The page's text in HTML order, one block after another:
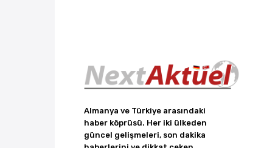
Almanya ve Türkiye arasındaki
haber köprüsü. Her iki ülkeden
güncel gelişmeleri, son dakika